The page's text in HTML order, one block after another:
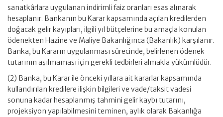
sanatkârlara uygulanan indirimli faiz oranları esas alınarak
hesaplanır. Bankanın bu Karar kapsamında açılan kredilerden
doğacak gelir kayıpları, ilgili yıl bütçelerine bu amaçla konulan
ödenekten Hazine ve Maliye Bakanlığınca (Bakanlık) karşılanır.
Banka, bu Kararın uygulanması sürecinde, belirlenen ödenek
tutarının aşılmaması için gerekli tedbirleri almakla yükümlüdür.
(2) Banka, bu Karar ile önceki yıllara ait kararlar kapsamında
kullandırılan kredilere ilişkin bilgileri ve vade/taksit vadesi
sonuna kadar hesaplanmış tahmini gelir kaybı tutarını,
projeksiyon yapılabilmesini teminen, aylık olarak Bakanlığa